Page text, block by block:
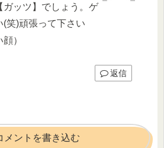
ガッツ】でしょう。ゲ
(笑)頑張って下さい
返信
メントを書き込む